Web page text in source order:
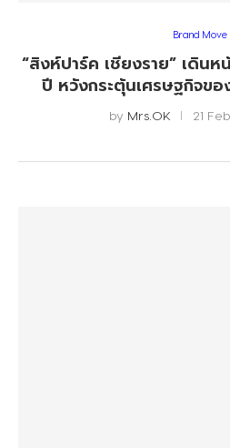
Brand Move
“สิงห์ปาร์ค เชียงราย” เดิน
ปี หวังกระตุ้นเศรษฐกิจข
by Mrs.OK 21